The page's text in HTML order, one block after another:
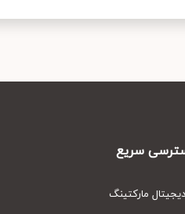
سریع
مارکتینگ